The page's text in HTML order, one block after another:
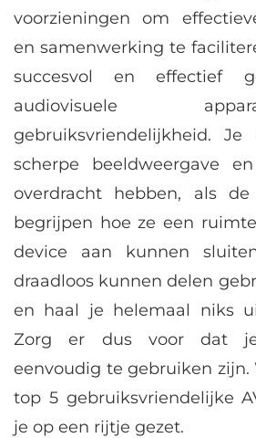
voorzieningen om
en samenwerking te
succesvol en effectief
audiovisuele
gebruiksvriendelijkheid.
scherpe beeldweergave
overdracht hebben, als
begrijpen hoe ze een
device aan kunnen
draadloos kunnen delen
en haal je helemaal niks
Zorg er dus voor dat
eenvoudig te gebruiken zijn.
top 5 gebruiksvriendelijke
je op een rijtje gezet.